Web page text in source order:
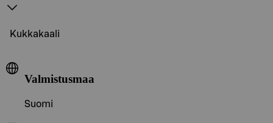
Kukkakaali
Valmistusmaa
Suomi